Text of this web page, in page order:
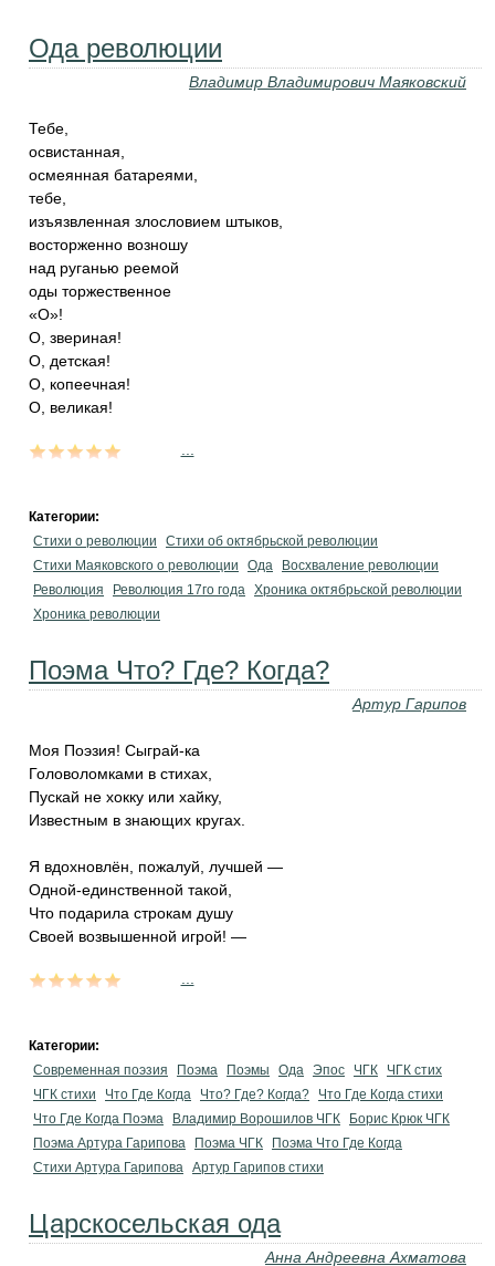
Ода революции
Владимир Владимирович Маяковский
Тебе,
освистанная,
осмеянная батареями,
тебе,
изъязвленная злословием штыков,
восторженно возношу
над руганью реемой
оды торжественное
«О»!
О, звериная!
О, детская!
О, копеечная!
О, великая!
Категории:
Стихи о революции
Стихи об октябрьской революции
Стихи Маяковского о революции
Ода
Восхваление революции
Революция
Революция 17го года Хроника октябрьской революции
Хроника революции
Поэма Что? Где? Когда?
Артур Гарипов
Моя Поэзия! Сыграй-ка
Головоломками в стихах,
Пускай не хокку или хайку,
Известным в знающих кругах.
Я вдохновлён, пожалуй, лучшей —
Одной-единственной такой,
Что подарила строкам душу
Своей возвышенной игрой! —
Категории:
Современная поэзия
Поэма Поэмы Ода Эпос ЧГК
ЧГК стих
ЧГК стихи
Что Где Когда Что? Где? Когда?
Что Где Когда стихи
Что Где Когда Поэма
Владимир Ворошилов ЧГК
Борис Крюк ЧГК
Поэма Артура Гарипова
Поэма ЧГК
Поэма Что Где Когда
Стихи Артура Гарипова Артур Гарипов стихи
Царскосельская ода
Анна Андреевна Ахматова